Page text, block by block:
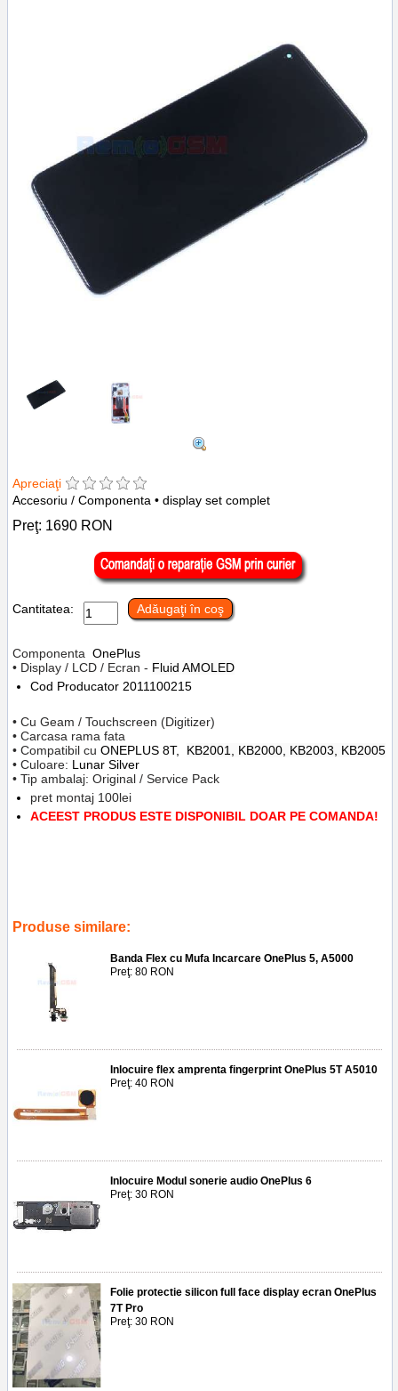
Apreciaţi
Accesoriu / Componenta • display set complet
Preţ: 1690 RON
Cantitatea: Adăugaţi în coş
Componenta OnePlus
• Display / LCD / Ecran - Fluid AMOLED
Cod Producator 2011100215
• Cu Geam / Touchscreen (Digitizer)
• Carcasa rama fata
• Compatibil cu ONEPLUS 8T, KB2001, KB2000, KB2003, KB2005
• Culoare: Lunar Silver
• Tip ambalaj: Original / Service Pack
pret montaj 100lei
ACEEST PRODUS ESTE DISPONIBIL DOAR PE COMANDA!
Produse similare:
Banda Flex cu Mufa Incarcare OnePlus 5, A5000
Preţ: 80 RON
Inlocuire flex amprenta fingerprint OnePlus 5T A5010
Preţ: 40 RON
Inlocuire Modul sonerie audio OnePlus 6
Preţ: 30 RON
Folie protectie silicon full face display ecran OnePlus
7T Pro
Preţ: 30 RON